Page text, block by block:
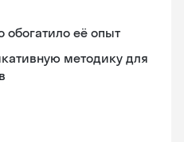
обогатило её опыт
методику для